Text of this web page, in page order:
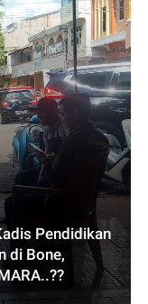
Pendidikan
di Bone,